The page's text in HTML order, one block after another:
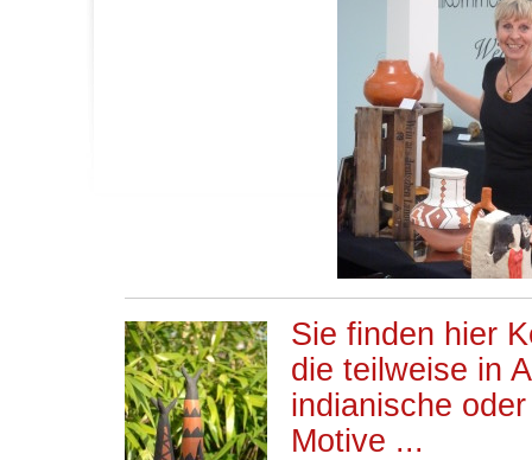
Sie finden hier
die teilweise in
indianische
Motive ...